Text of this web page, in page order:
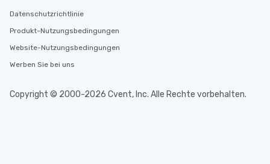
Datenschutzrichtlinie
Produkt-Nutzungsbedingungen
Website-Nutzungsbedingungen
Werben Sie bei uns
Copyright © 2000-2026 Cvent, Inc. Alle Rechte vorbehalten.